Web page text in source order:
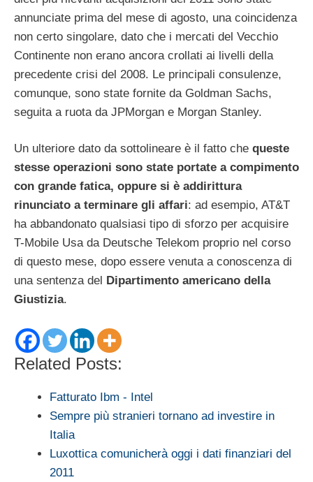
annunciate prima del mese di agosto, una coincidenza
non certo singolare, dato che i mercati del Vecchio
Continente non erano ancora crollati ai livelli della
precedente crisi del 2008. Le principali consulenze,
comunque, sono state fornite da Goldman Sachs,
seguita a ruota da JPMorgan e Morgan Stanley.
Un ulteriore dato da sottolineare è il fatto che queste
stesse operazioni sono state portate a compimento
con grande fatica, oppure si è addirittura
rinunciato a terminare gli affari: ad esempio, AT&T
ha abbandonato qualsiasi tipo di sforzo per acquisire
T-Mobile Usa da Deutsche Telekom proprio nel corso
di questo mese, dopo essere venuta a conoscenza di
una sentenza del
Dipartimento americano della
Giustizia.
Related Posts:
Fatturato Ibm - Intel
Sempre più stranieri tornano ad investire in
Italia
Luxottica comunicherà oggi i dati finanziari del
2011